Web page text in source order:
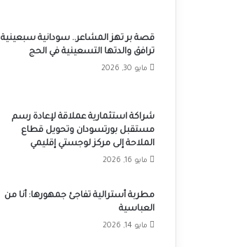
قصة بر تهز المشاعر.. سودانية سبعينية
ترافق والدتها التسعينية في الحج
مايو 30, 2026
شراكة استثمارية عملاقة لإعادة رسم
مستقبل بورتسودان وتحويل قطاع
الملاحة إلى مركز لوجستي إقليمي
مايو 16, 2026
مطربة أسترالية تفاجئ جمهورها: أنا من
العباسية
مايو 14, 2026